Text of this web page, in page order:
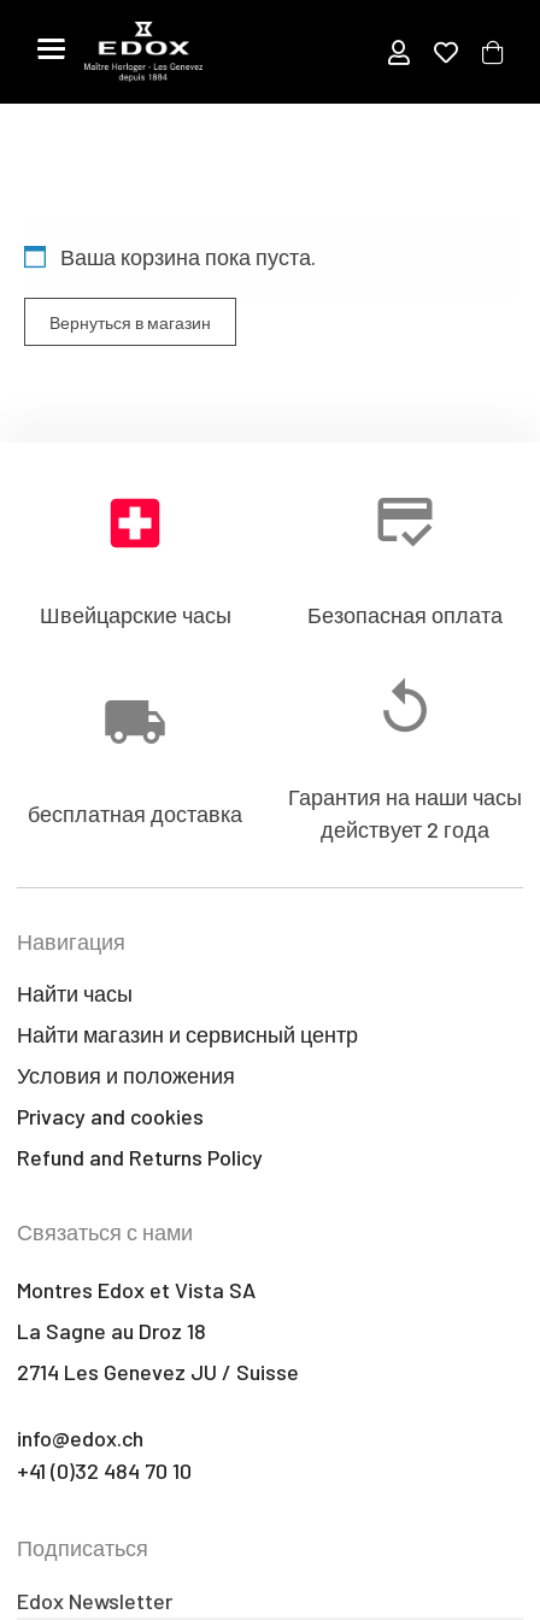
content
Ваша корзина пока пуста.
Вернуться в магазин
Швейцарские часы Безопасная оплата
бесплатная доставка
Гарантия на наши часы
действует 2 года
Навигация
Найти часы
Найти магазин и сервисный центр
Условия и положения
Privacy and cookies
Refund and Returns Policy
Связаться с нами
Montres Edox et Vista SA
La Sagne au Droz 18
2714 Les Genevez JU / Suisse
info@edox.ch
+41 (0)32 484 70 10
Подписаться
Edox Newsletter